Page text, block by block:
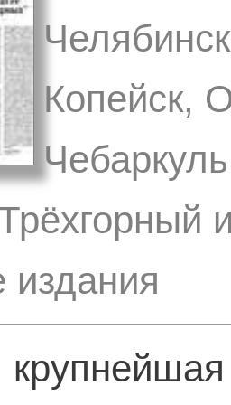
Копейск,
издания